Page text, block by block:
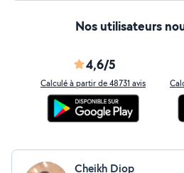
Nos utilisateurs
4,6/5
Calculé à partir de 48731 avis
Cheikh Diop